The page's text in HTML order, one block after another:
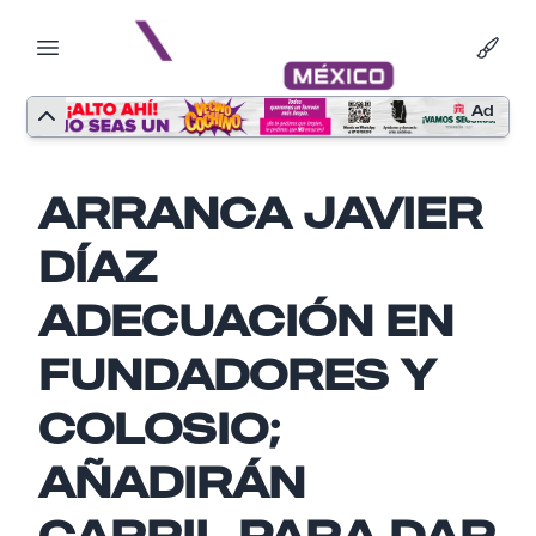
Ad
ARRANCA JAVIER
DÍAZ
ADECUACIÓN EN
FUNDADORES Y
COLOSIO;
AÑADIRÁN